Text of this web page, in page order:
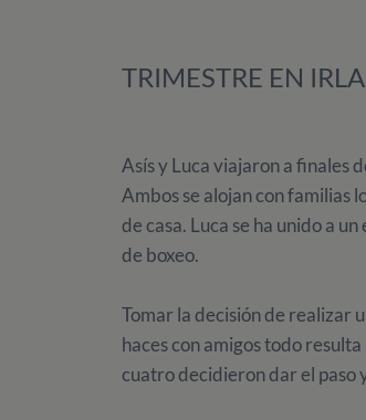
TRIMESTRE EN
Asís y Luca viajaron a finales
Ambos se alojan con familias
de casa. Luca se ha unido a
de boxeo.
Tomar la decisión de realizar
haces con amigos todo
cuatro decidieron dar el paso